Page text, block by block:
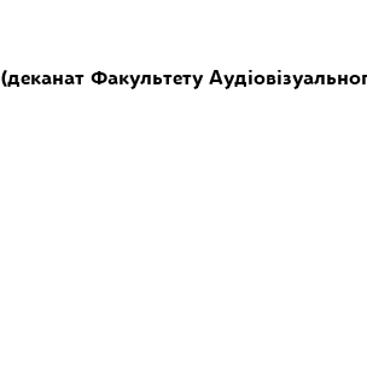
(деканат Факультету